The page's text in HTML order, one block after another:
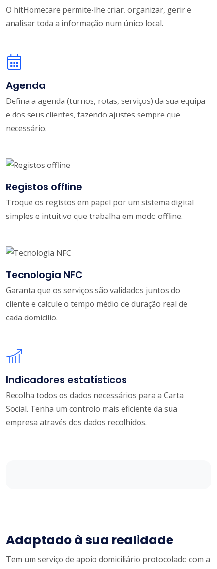
O hitHomecare permite-lhe criar, organizar, gerir e
analisar toda a informação num único local.
Agenda
Defina a agenda (turnos, rotas, serviços) da sua equipa
e dos seus clientes, fazendo ajustes sempre que
necessário.
Registos offline
Troque os registos em papel por um sistema digital
simples e intuitivo que trabalha em modo offline.
Tecnologia NFC
Garanta que os serviços são validados juntos do
cliente e calcule o tempo médio de duração real de
cada domicílio.
Indicadores estatísticos
Recolha todos os dados necessários para a Carta
Social. Tenha um controlo mais eficiente da sua
empresa através dos dados recolhidos.
Adaptado à sua realidade
Tem um serviço de apoio domiciliário protocolado com a